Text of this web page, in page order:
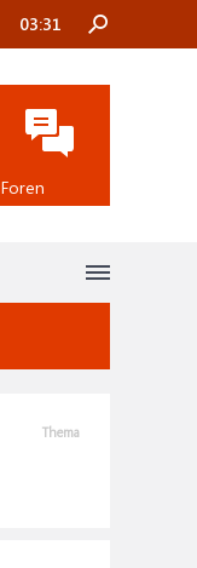
Thema
03:31
Foren